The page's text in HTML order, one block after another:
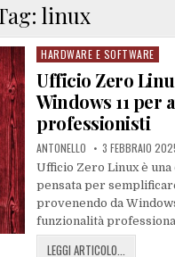
linux
Posted
in
HARDWARE E SOFTWARE
Ufficio Zero
Windows 11 per
professionisti
ANTONELLO 3 FEBBRAIO
Ufficio Zero Linux è
pensata per
provenendo da
funzionalità
LEGGI ARTICOLO...